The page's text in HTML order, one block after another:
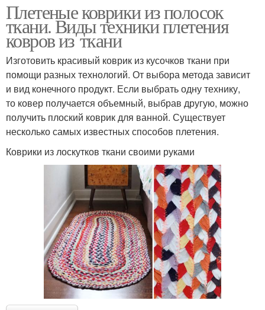
Плетеные коврики из полосок
ткани. Виды техники плетения
ковров из ткани
Изготовить красивый коврик из кусочков ткани при
помощи разных технологий. От выбора метода зависит
и вид конечного продукт. Если выбрать одну технику,
то ковер получается объемный, выбрав другую, можно
получить плоский коврик для ванной. Существует
несколько самых известных способов плетения.
Коврики из лоскутков ткани своими руками